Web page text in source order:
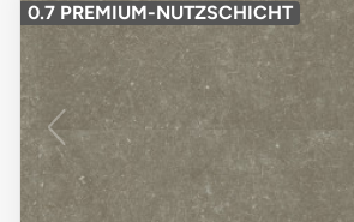
0.7 PREMIUM-NUTZSCHICHT